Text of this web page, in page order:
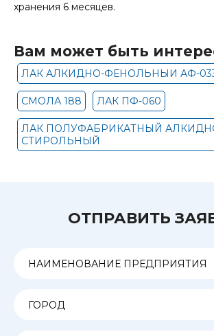
хранения 6 месяцев.
Вам может быть
ЛАК АЛКИДНО-ФЕНОЛЬНЫИ АФ-
СМОЛА 188 ЛАК ПФ-060
ЛАК ПОЛУФАБРИКАТНЫЙ
СТИРОЛЬНЫЙ
ОТПРАВИТЬ